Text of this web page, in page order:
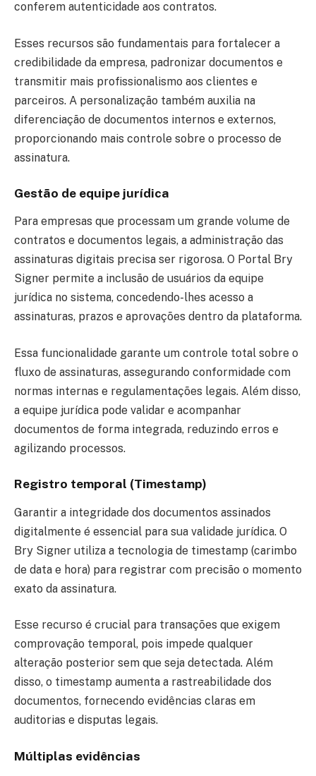
conferem autenticidade aos contratos.
Esses recursos são fundamentais para fortalecer a
credibilidade da empresa, padronizar documentos e
transmitir mais profissionalismo aos clientes e
parceiros. A personalização também auxilia na
diferenciação de documentos internos e externos,
proporcionando mais controle sobre o processo de
assinatura.
Gestão de equipe jurídica
Para empresas que processam um grande volume de
contratos e documentos legais, a administração das
assinaturas digitais precisa ser rigorosa. O Portal Bry
Signer permite a inclusão de usuários da equipe
jurídica no sistema, concedendo-lhes acesso a
assinaturas, prazos e aprovações dentro da plataforma.
Essa funcionalidade garante um controle total sobre o
fluxo de assinaturas, assegurando conformidade com
normas internas e regulamentações legais. Além disso,
a equipe jurídica pode validar e acompanhar
documentos de forma integrada, reduzindo erros e
agilizando processos.
Registro temporal (Timestamp)
Garantir a integridade dos documentos assinados
digitalmente é essencial para sua validade jurídica. O
Bry Signer utiliza a tecnologia de timestamp (carimbo
de data e hora) para registrar com precisão o momento
exato da assinatura.
Esse recurso é crucial para transações que exigem
comprovação temporal, pois impede qualquer
alteração posterior sem que seja detectada. Além
disso, o timestamp aumenta a rastreabilidade dos
documentos, fornecendo evidências claras em
auditorias e disputas legais.
Múltiplas evidências